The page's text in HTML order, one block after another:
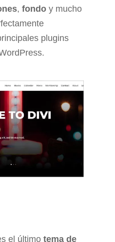
, fondo y mucho
plugins
el último tema de